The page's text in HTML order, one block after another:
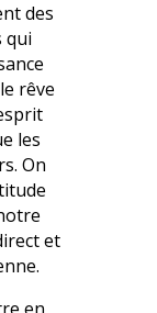
des
qui
rêve
les
On
et